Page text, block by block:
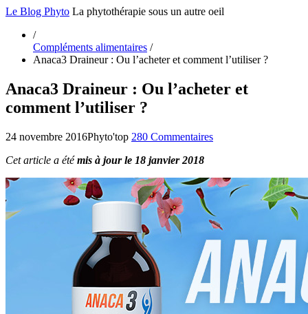
Le Blog Phyto La phytothérapie sous un autre oeil
/
Compléments alimentaires /
Anaca3 Draineur : Ou l’acheter et comment l’utiliser ?
Anaca3 Draineur : Ou l’acheter et
comment l’utiliser ?
24 novembre 2016Phyto'top 280 Commentaires
Cet article a étémis à jour le 18 janvier 2018